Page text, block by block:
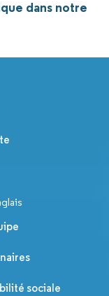
dans notre
sociale